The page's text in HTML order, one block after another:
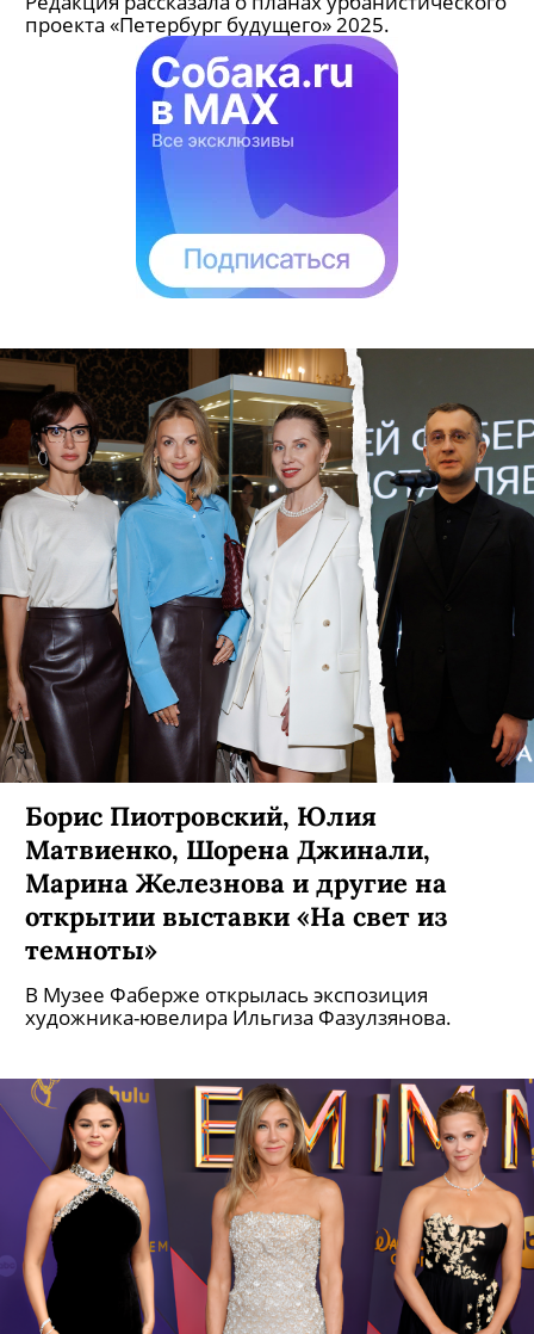
проекта «Петербург будущего» 2025.
Борис Пиотровский, Юлия
Матвиенко, Шорена Джинали,
Марина Железнова и другие на
открытии выставки «На свет из
темноты»